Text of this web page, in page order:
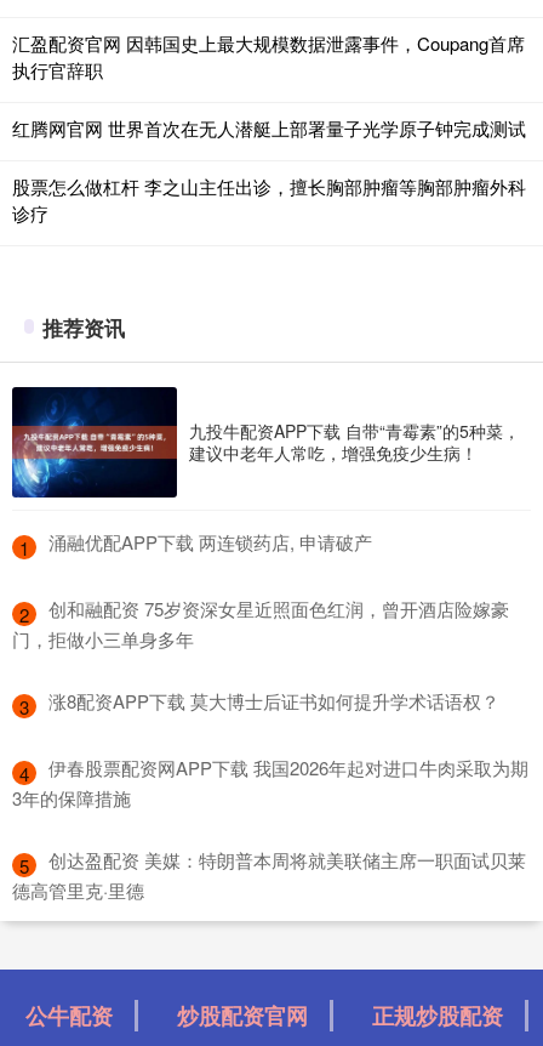
汇盈配资官网 因韩国史上最大规模数据泄露事件，Coupang首席
执行官辞职
红腾网官网 世界首次在无人潜艇上部署量子光学原子钟完成测试
股票怎么做杠杆 李之山主任出诊，擅长胸部肿瘤等胸部肿瘤外科
诊疗
推荐资讯
九投牛配资APP下载 自带“青霉素”的5种菜，
建议中老年人常吃，增强免疫少生病！
1 ​涌融优配APP下载 两连锁药店, 申请破产
2
​创和融配资 75岁资深女星近照面色红润，曾开酒店险嫁豪
门，拒做小三单身多年
3 ​涨8配资APP下载 莫大博士后证书如何提升学术话语权？
4
​伊春股票配资网APP下载 我国2026年起对进口牛肉采取为期
3年的保障措施
5
​创达盈配资 美媒：特朗普本周将就美联储主席一职面试贝莱
德高管里克·里德
公牛配资 炒股配资官网 正规炒股配资